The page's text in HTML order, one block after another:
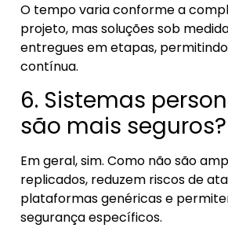
O tempo varia conforme a
projeto, mas soluções sob
entregues em etapas,
contínua.
6. Sistemas
são mais seguros?
Em geral, sim. Como não são
replicados, reduzem riscos de
plataformas genéricas e
segurança específicos.